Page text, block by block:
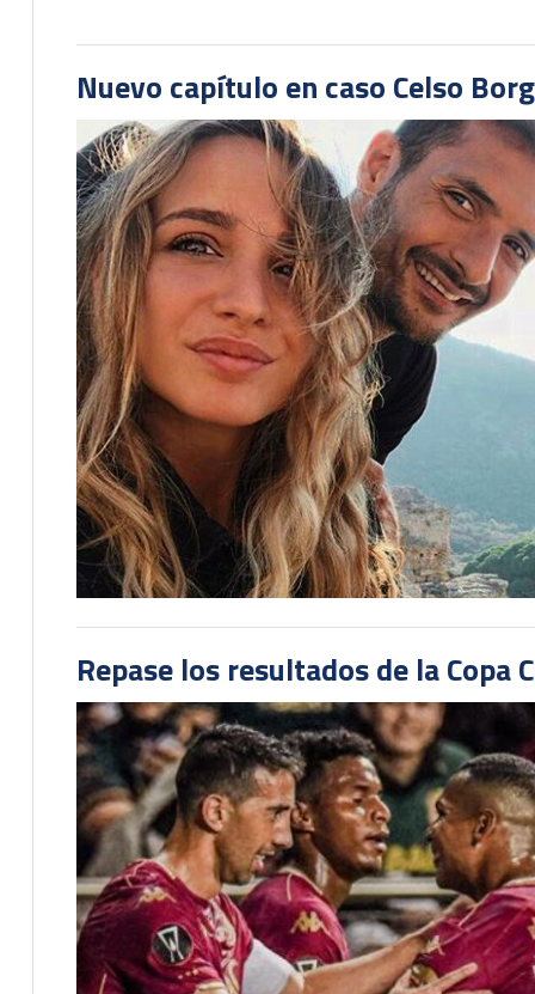
Nuevo capítulo en caso Celso
Repase los resultados de la Copa